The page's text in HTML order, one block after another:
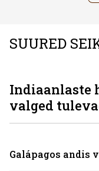
SUURED
Indiaanlaste
valged
Galápagos andis